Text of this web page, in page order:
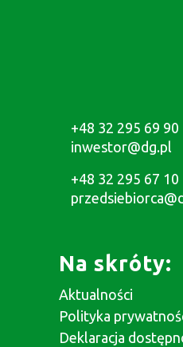
+48 32 295 69 90
inwestor@dg.pl
+48 32 295 67 10
Na skróty:
Aktualności
Polityka
Deklaracja